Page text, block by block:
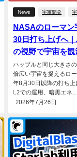
News 宇宙開発
NASAのローマン
30日打ち上げへ
の視野で宇宙を観
ハッブルと同じ大きさ
倍広い宇宙を捉えるロ
年8月30日以降の打ち
L2での運用、暗黒エネ...
2026年7月26日